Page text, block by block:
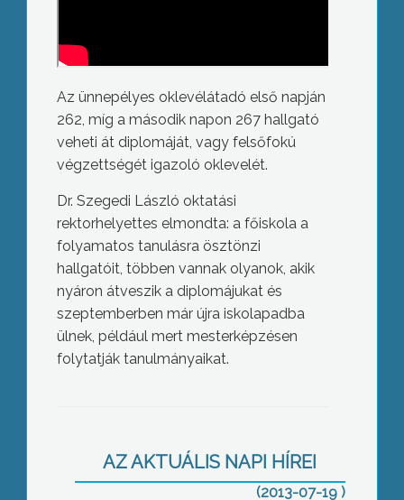
Az ünnepélyes oklevélátadó első napján
262, míg a második napon 267 hallgató
veheti át diplomáját, vagy felsőfokú
végzettségét igazoló oklevelét.
Dr. Szegedi László oktatási
rektorhelyettes elmondta: a főiskola a
folyamatos tanulásra ösztönzi
hallgatóit, többen vannak olyanok, akik
nyáron átveszik a diplomájukat és
szeptemberben már újra iskolapadba
ülnek, például mert mesterképzésen
folytatják tanulmányaikat.
AZ AKTUÁLIS NAPI HÍREI
(2013-07-19 )